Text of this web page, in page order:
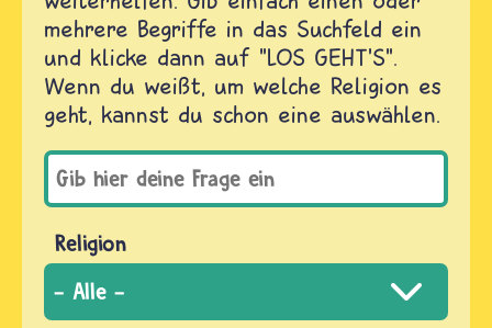
mehrere Begriffe in das Suchfeld ein
und klicke dann auf "LOS GEHT'S".
Wenn du weißt, um welche Religion es
geht, kannst du schon eine auswählen.
Religion